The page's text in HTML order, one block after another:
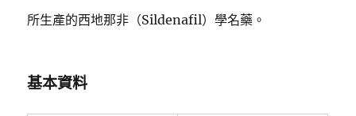
所生產的西地那非（Sildenafil）學名藥。
基本資料